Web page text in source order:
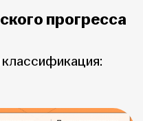
прогресса